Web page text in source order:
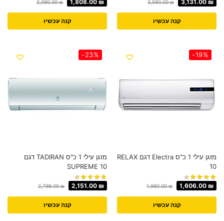
3,590.00₪ 3,131.00 ₪
קנה עכשיו
2,090.00₪ 1,808.00 ₪
קנה עכשיו
-19%
מזגן עילי 1 כ"ס Electra דגם RELAX
10
1,990.00₪ 1,606.00 ₪
קנה עכשיו
-23%
מזגן עילי 1 כ"ס TADIRAN דגם
SUPREME 10
2,799.00₪ 2,151.00 ₪
קנה עכשיו